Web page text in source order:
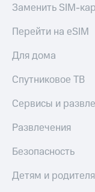
Заменить SIM-
Перейти на eSIM
Для дома
Спутниковое ТВ
Сервисы и
Развлечения
Безопасность
Детям и